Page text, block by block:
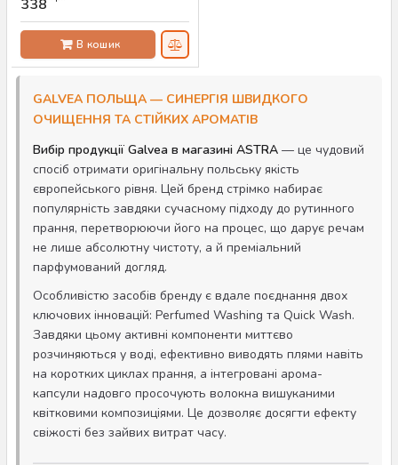
Артикул:AS-00531
338
В кошик
GALVEA ПОЛЬЩА — СИНЕРГІЯ ШВИДКОГО
ОЧИЩЕННЯ ТА СТІЙКИХ АРОМАТІВ
Вибір продукції Galvea в магазині ASTRA — це чудовий
спосіб отримати оригінальну польську якість
європейського рівня. Цей бренд стрімко набирає
популярність завдяки сучасному підходу до рутинного
прання, перетворюючи його на процес, що дарує речам
не лише абсолютну чистоту, а й преміальний
парфумований догляд.
Особливістю засобів бренду є вдале поєднання двох
ключових інновацій: Perfumed Washing та Quick Wash.
Завдяки цьому активні компоненти миттєво
розчиняються у воді, ефективно виводять плями навіть
на коротких циклах прання, а інтегровані арома-
капсули надовго просочують волокна вишуканими
квітковими композиціями. Це дозволяє досягти ефекту
свіжості без зайвих витрат часу.